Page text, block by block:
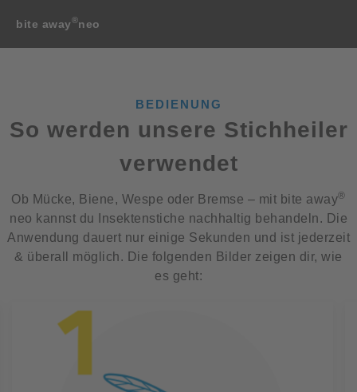
bite away®neo
BEDIENUNG
So werden unsere Stichheiler
verwendet
Ob Mücke, Biene, Wespe oder Bremse – mit bite away®
neo kannst du Insektenstiche nachhaltig behandeln. Die
Anwendung dauert nur einige Sekunden und ist jederzeit
& überall möglich. Die folgenden Bilder zeigen dir, wie
es geht: